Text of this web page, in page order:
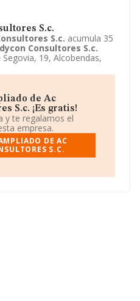
S.c.
S.c. acumula 35
Consultores S.c.
19, Alcobendas,
como 6920 -
teneduría de libros,
civil.de Ac
S.c. ¡Es gratis!
y te regalamos el
empresa.
DE AC
S.C.